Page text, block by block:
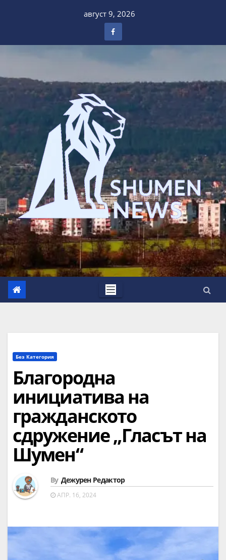
август 9, 2026
Без Категория
Благородна
инициатива на
гражданското
сдружение „Гласът на
Шумен“
By Дежурен Редактор
АПР. 16, 2024